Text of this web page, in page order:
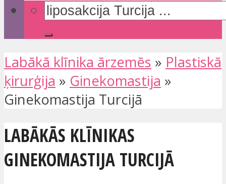
Labākā klīnika ārzemēs » Plastiskā
ķirurģija » Ginekomastija »
Ginekomastija Turcijā
LABĀKĀS KLĪNIKAS
GINEKOMASTIJA TURCIJĀ